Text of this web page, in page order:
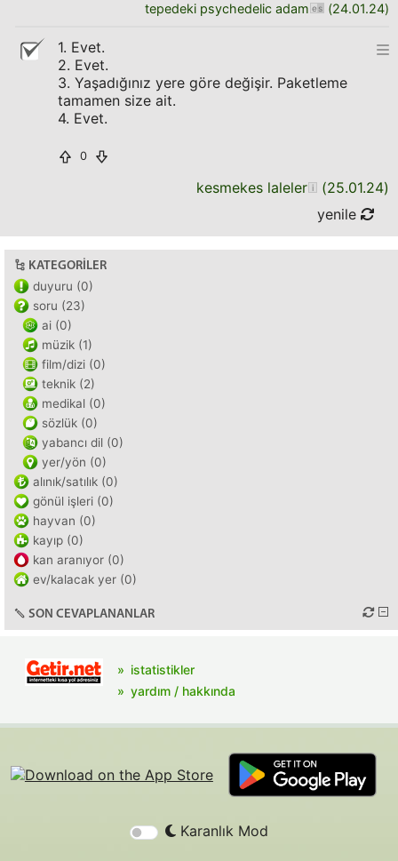
tepedeki psychedelic adam (24.01.24)
1. Evet.
2. Evet.
3. Yaşadığınız yere göre değişir. Paketleme
tamamen size ait.
4. Evet.
0
kesmekes laleler (25.01.24)
yenile
KATEGORILER
duyuru (0)
soru (23)
ai (0)
müzik (1)
film/dizi (0)
teknik (2)
medikal (0)
sözlük (0)
yabancı dil (0)
yer/yön (0)
alınık/satılık (0)
gönül işleri (0)
hayvan (0)
kayıp (0)
kan aranıyor (0)
ev/kalacak yer (0)
SON CEVAPLANANLAR
istatistikler
yardım / hakkında
Karanlık Mod